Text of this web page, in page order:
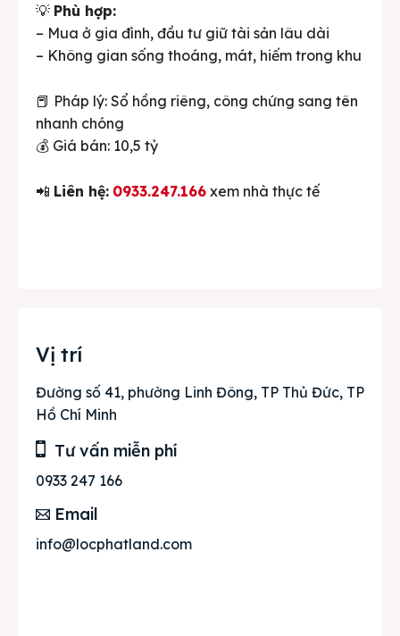
💡 Phù hợp:
– Mua ở gia đình, đầu tư giữ tài sản lâu dài
– Không gian sống thoáng, mát, hiếm trong khu
📕 Pháp lý: Sổ hồng riêng, công chứng sang tên
nhanh chóng
💰 Giá bán: 10,5 tỷ
📲 Liên hệ: 0933.247.166 xem nhà thực tế
Vị trí
Đường số 41, phường Linh Đông, TP Thủ Đức, TP
Hồ Chí Minh
Tư vấn miễn phí
0933 247 166
Email
info@locphatland.com